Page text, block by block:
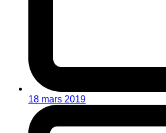
18 mars 2019